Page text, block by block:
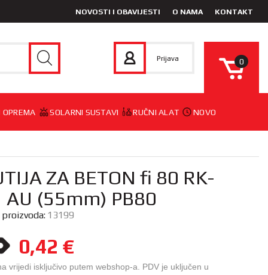
NOVOSTI I OBAVIJESTI O NAMA KONTAKT
Prijava 0
OPREMA SOLARNI SUSTAVI RUČNI ALAT NOVO
ZA BETON fi 80 RK-
AU (55mm) PB80
13199
0,42 €
vrijedi isključivo putem webshop-a. PDV je uključen u